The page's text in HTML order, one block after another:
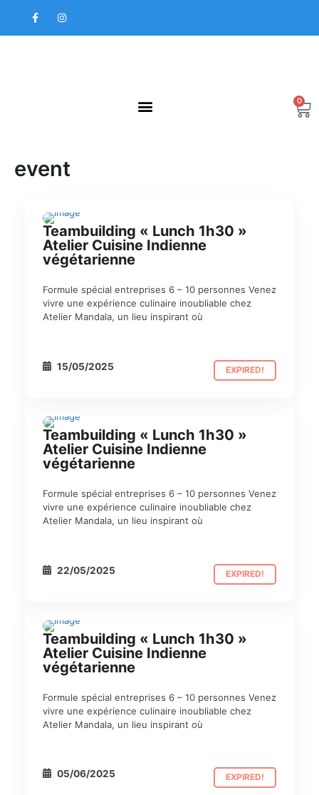
F
a
I
n
0
event
TEAM BUILDING
Teambuilding « Lunch 1h30 »
Atelier Cuisine Indienne
végétarienne
Formule spécial entreprises 6 – 10 personnes Venez
vivre une expérience culinaire inoubliable chez
Atelier Mandala, un lieu inspirant où
15/05/2025 EXPIRED!
TEAM BUILDING
Teambuilding « Lunch 1h30 »
Atelier Cuisine Indienne
végétarienne
Formule spécial entreprises 6 – 10 personnes Venez
vivre une expérience culinaire inoubliable chez
Atelier Mandala, un lieu inspirant où
22/05/2025 EXPIRED!
TEAM BUILDING
Teambuilding « Lunch 1h30 »
Atelier Cuisine Indienne
végétarienne
Formule spécial entreprises 6 – 10 personnes Venez
vivre une expérience culinaire inoubliable chez
Atelier Mandala, un lieu inspirant où
05/06/2025 EXPIRED!